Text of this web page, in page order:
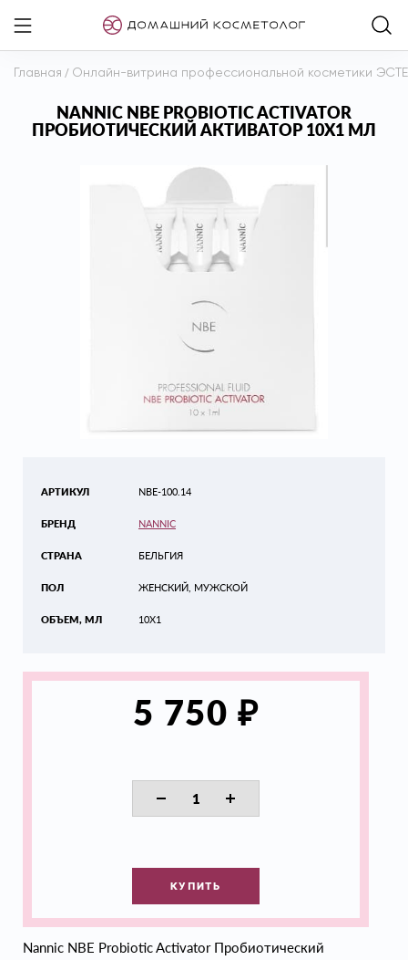
Главная / Онлайн-витрина профессиональной косметики
NANNIC NBE PROBIOTIC ACTIVATOR
ПРОБИОТИЧЕСКИЙ АКТИВАТОР 10Х1 МЛ
АРТИКУЛ
БРЕНД
СТРАНА
ПОЛ
ОБЪЕМ, МЛ
NBE-100.14
NANNIC
БЕЛЬГИЯ
ЖЕНСКИЙ, МУЖСКОЙ
10X1
5 750 ₽
КУПИТЬ
Nannic NBE Probiotic Activator Пробиотический